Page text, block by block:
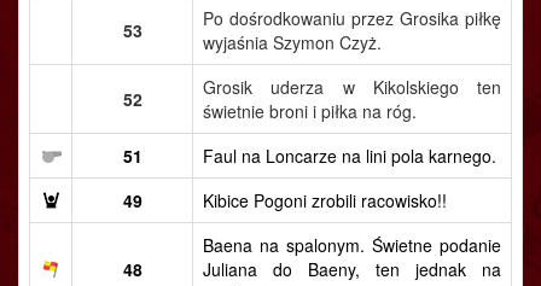
53
Po dośrodkowaniu przez Grosika piłkę
wyjaśnia Szymon Czyż.
52
Grosik uderza w Kikolskiego ten
świetnie broni i piłka na róg.
51
Faul na Loncarze na lini pola karnego.
49
Kibice Pogoni zrobili racowisko!!
48
Baena na spalonym. Świetne podanie
Juliana do Baeny, ten jednak na